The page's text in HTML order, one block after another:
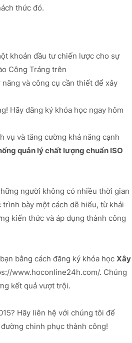
thức đó.
khoản đầu tư chiến lược cho sự
Công Tráng trên
và công cụ cần thiết để xây
Hãy đăng ký khóa học ngay hôm
vụ và tăng cường khả năng cạnh
quản lý chất lượng chuẩn ISO
người không có nhiều thời gian
bày một cách dễ hiểu, từ khái
kiến thức và áp dụng thành công
bằng cách đăng ký khóa học Xây
www.hoconline24h.com/. Chúng
kết quả vượt trội.
Hãy liên hệ với chúng tôi để
chinh phục thành công!